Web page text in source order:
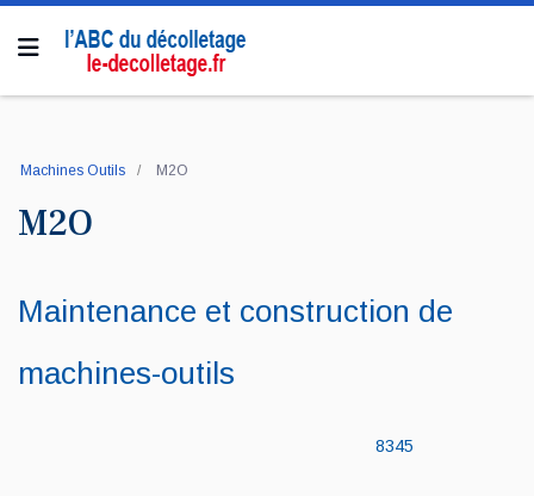
Machines Outils M2O
M2O
Maintenance et construction de
machines-outils
8345